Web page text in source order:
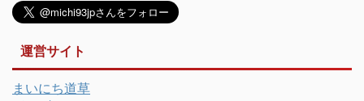
運営サイト
まいにち道草